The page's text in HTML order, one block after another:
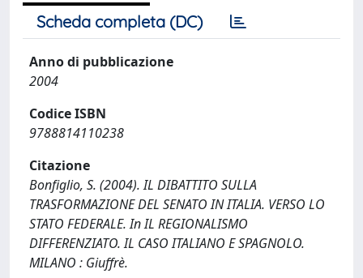
Scheda completa (DC)
Anno di pubblicazione
2004
Codice ISBN
9788814110238
Citazione
Bonfiglio, S. (2004). IL DIBATTITO SULLA
TRASFORMAZIONE DEL SENATO IN ITALIA. VERSO LO
STATO FEDERALE. In IL REGIONALISMO
DIFFERENZIATO. IL CASO ITALIANO E SPAGNOLO.
MILANO : Giuffrè.